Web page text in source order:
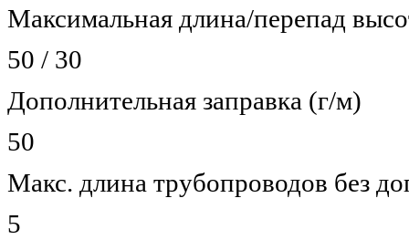
Максимальная длина/перепад
50 / 30
Дополнительная заправка (г/м)
50
Макс. длина трубопроводов без
5